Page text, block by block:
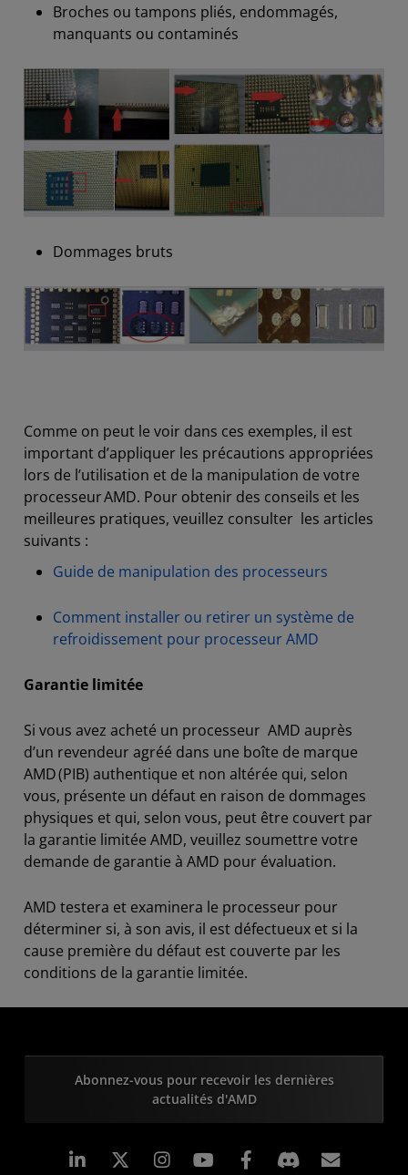
Broches ou tampons pliés, endommagés,
manquants ou contaminés
Dommages bruts
Comme on peut le voir dans ces exemples, il est
important d’appliquer les précautions appropriées
lors de l’utilisation et de la manipulation de votre
processeur AMD. Pour obtenir des conseils et les
meilleures pratiques, veuillez consulter les articles
suivants :
Guide de manipulation des processeurs
Comment installer ou retirer un système de
refroidissement pour processeur AMD
Garantie limitée
Si vous avez acheté un processeur AMD auprès
d’un revendeur agréé dans une boîte de marque
AMD (PIB) authentique et non altérée qui, selon
vous, présente un défaut en raison de dommages
physiques et qui, selon vous, peut être couvert par
la garantie limitée AMD, veuillez soumettre votre
demande de garantie à AMD pour évaluation.
AMD testera et examinera le processeur pour
déterminer si, à son avis, il est défectueux et si la
cause première du défaut est couverte par les
conditions de la garantie limitée.
Abonnez-vous pour recevoir les dernières
actualités d'AMD
LinkedIn Instagram Facebook